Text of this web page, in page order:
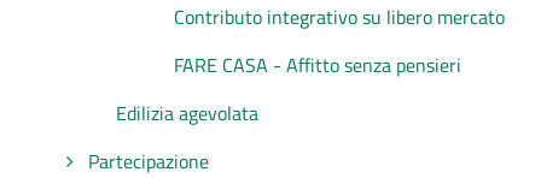
Contributo integrativo su libero mercato
FARE CASA - Affitto senza pensieri
Edilizia agevolata
Partecipazione